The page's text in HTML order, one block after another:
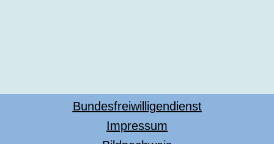
Bundesfreiwilligendienst
Impressum